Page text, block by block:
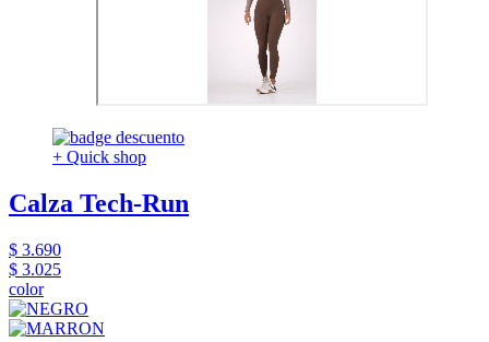
+ Quick shop
Calza Tech-Run
$ 3.690
$ 3.025
color